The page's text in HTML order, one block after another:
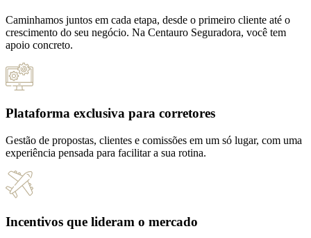
Caminhamos juntos em cada etapa, desde o primeiro cliente até o
crescimento do seu negócio. Na Centauro Seguradora, você tem
apoio concreto.
Plataforma exclusiva para corretores
Gestão de propostas, clientes e comissões em um só lugar, com uma
experiência pensada para facilitar a sua rotina.
Incentivos que lideram o mercado